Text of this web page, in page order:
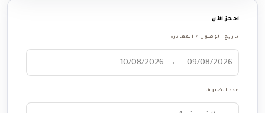
احجز الآن
تاريخ الوصول / المغادرة
عدد الضيوف